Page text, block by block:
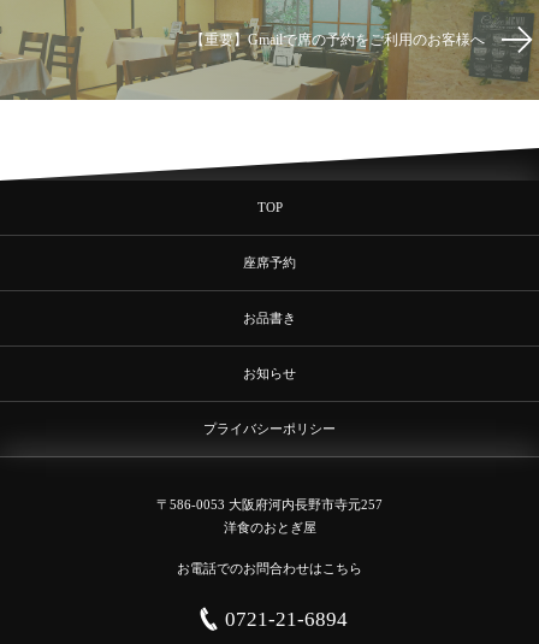
【重要】Gmailで席の予約をご利用のお客様へ
TOP
座席予約
お品書き
お知らせ
プライバシーポリシー
〒586-0053 大阪府河内長野市寺元257
洋食のおとぎ屋
お電話でのお問合わせはこちら
0721-21-6894